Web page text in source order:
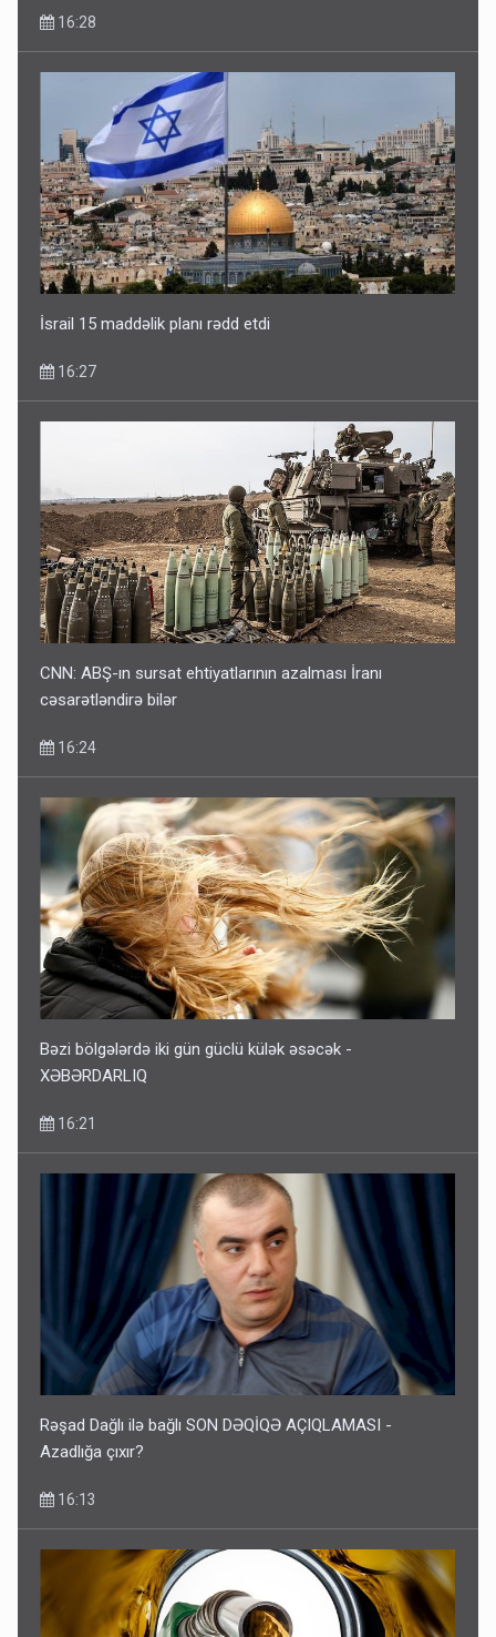
16:28
İsrail 15 maddəlik planı rədd etdi
16:27
CNN: ABŞ-ın sursat ehtiyatlarının azalması İranı
cəsarətləndirə bilər
16:24
Bəzi bölgələrdə iki gün güclü külək əsəcək -
XƏBƏRDARLIQ
16:21
Rəşad Dağlı ilə bağlı SON DƏQİQƏ AÇIQLAMASI -
Azadlığa çıxır?
16:13